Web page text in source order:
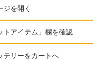
ジを開く
トアイテム」欄を確認
テリーをカートへ